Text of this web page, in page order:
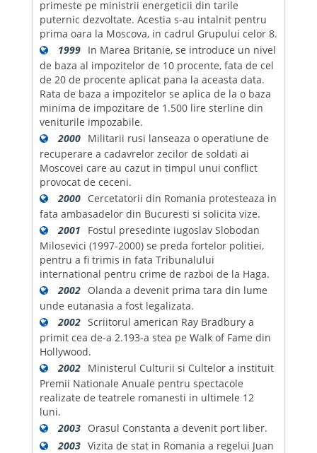
primeste pe ministrii energeticii din tarile
puternic dezvoltate. Acestia s-au intalnit pentru
prima oara la Moscova, in cadrul Grupului celor 8.
1999 In Marea Britanie, se introduce un nivel
de baza al impozitelor de 10 procente, fata de cel
de 20 de procente aplicat pana la aceasta data.
Rata de baza a impozitelor se aplica de la o baza
minima de impozitare de 1.500 lire sterline din
veniturile impozabile.
2000 Militarii rusi lanseaza o operatiune de
recuperare a cadavrelor zecilor de soldati ai
Moscovei care au cazut in timpul unui conflict
provocat de ceceni.
2000 Cercetatorii din Romania protesteaza in
fata ambasadelor din Bucuresti si solicita vize.
2001
Fostul presedinte iugoslav Slobodan
Milosevici (1997-2000) se preda fortelor politiei,
pentru a fi trimis in fata Tribunalului
international pentru crime de razboi de la Haga.
2002 Olanda a devenit prima tara din lume
unde eutanasia a fost legalizata.
2002 Scriitorul american Ray Bradbury a
primit cea de-a 2.193-a stea pe Walk of Fame din
Hollywood.
2002 Ministerul Culturii si Cultelor a instituit
Premii Nationale Anuale pentru spectacole
realizate de teatrele romanesti in ultimele 12
luni.
2003 Orasul Constanta a devenit port liber.
2003 Vizita de stat in Romania a regelui Juan